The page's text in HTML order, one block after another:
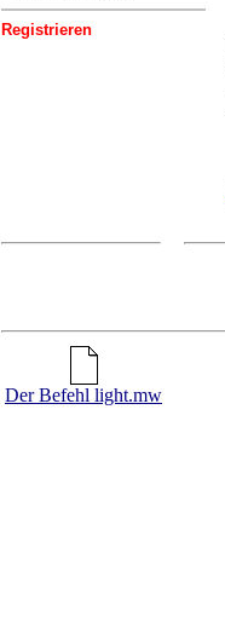
Registrieren
Der Befehl light.mw